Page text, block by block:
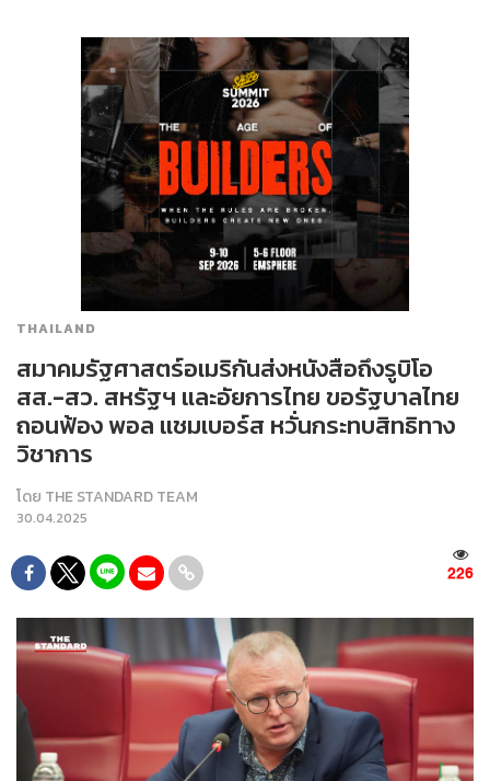
THAILAND
สมาคมรัฐศาสตร์อเมริกันส่งหนังสือถึงรูบิโอ
สส.-สว. สหรัฐฯ และอัยการไทย ขอรัฐบาลไทย
ถอนฟ้อง พอล แชมเบอร์ส หวั่นกระทบสิทธิทาง
วิชาการ
โดย THE STANDARD TEAM
30.04.2025
226